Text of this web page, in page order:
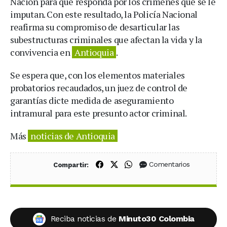
imputan. Con este resultado, la Policía Nacional
reafirma su compromiso de desarticular las
subestructuras criminales que afectan la vida y la
convivencia en Antioquia .
Se espera que, con los elementos materiales
probatorios recaudados, un juez de control de
garantías dicte medida de aseguramiento
intramural para este presunto actor criminal.
Más noticias de Antioquia
Compartir: Compartir en Facebook
Compartir en X (Twitter)
Compartir en WhatsApp
Comentarios
Reciba noticias de Minuto30 Colombia